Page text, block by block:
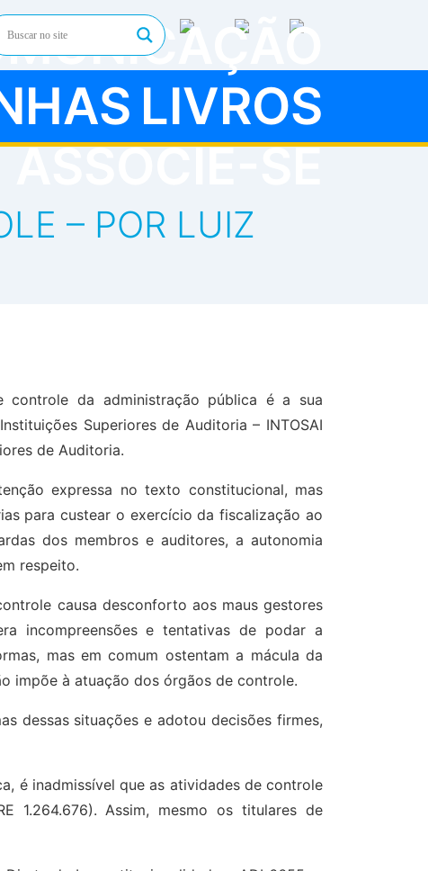
LIVROS
ASSOCIE-SE
– POR LUIZ
da administração pública é a sua
Superiores de Auditoria – INTOSAI
de Auditoria.
expressa no texto constitucional, mas
para custear o exercício da fiscalização ao
dos membros e auditores, a autonomia
respeito.
causa desconforto aos maus gestores
incompreensões e tentativas de podar a
mas em comum ostentam a mácula da
impõe à atuação dos órgãos de controle.
dessas situações e adotou decisões firmes,
é inadmissível que as atividades de controle
1.264.676). Assim, mesmo os titulares de